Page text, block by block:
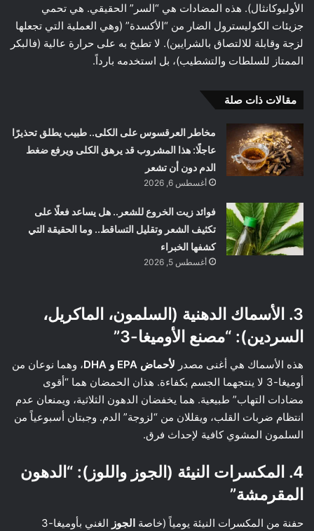
الأوليوكانثال). هذه المضادات هي “السر” الحقيقي. هي تحمي
جزيئات الكوليسترول الضار من “الأكسدة” (وهي العملية التي تجعلها
لزجة وقابلة للالتصاق بالشرايين). لا تطبخ به على حرارة عالية (فالبكر
الممتاز للسلطات والتشطيب)، بل استخدمه بارداً.
مقالات ذات صلة
مخاطر العرقسوس على الكلى.. طبيب يطلق تحذيرًا
عاجلًا: هذا المشروب قد يرهق الكلى ويرفع ضغط
الدم دون أن تشعر
أغسطس 6, 2026
فوائد زيت الخروع للشعر.. هل يساعد فعلًا على
تكثيف الشعر وتقليل التساقط.. وما الحقيقة التي
كشفها الخبراء
أغسطس 5, 2026
3. الأسماك الدهنية (السلمون، الماكريل،
السردين): “مصنع الأوميغا-3”
هذه الأسماك هي أغنى مصدر لأحماض EPA و DHA
، وهما نوعان من
أوميغا-3 لا ينتجهما الجسم بكفاءة. هذان الحمضان هما “أقوى
مضادات التهاب” طبيعية. هما يخفضان الدهون الثلاثية، ويمنعان عدم
انتظام ضربات القلب، ويقللان من “لزوجة” الدم. وجبتان أسبوعياً من
السلمون المشوي كافية لإحداث فرق.
4. المكسرات النيئة (الجوز واللوز): “الدهون
المقرمشة”
حفنة من المكسرات النيئة يومياً (خاصة الجوز
الغني بأوميغا-3